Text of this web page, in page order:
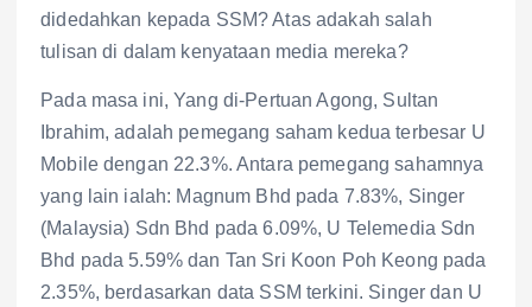
didedahkan kepada SSM? Atas adakah salah
tulisan di dalam kenyataan media mereka?
Pada masa ini, Yang di-Pertuan Agong, Sultan
Ibrahim, adalah pemegang saham kedua terbesar U
Mobile dengan 22.3%. Antara pemegang sahamnya
yang lain ialah: Magnum Bhd pada 7.83%, Singer
(Malaysia) Sdn Bhd pada 6.09%, U Telemedia Sdn
Bhd pada 5.59% dan Tan Sri Koon Poh Keong pada
2.35%, berdasarkan data SSM terkini. Singer dan U